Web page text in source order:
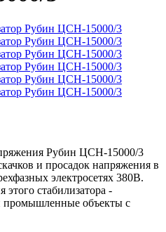
Рубин ЦСН-15000/3
и просадок напряжения в
электросетях 380В.
стабилизатора -
промышленные объекты с